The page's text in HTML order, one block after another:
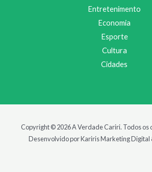
Entretenimento
Economia
Esporte
Cultura
Cidades
Copyright © 2026 A Verdade Cariri. Todos os
Desenvolvido por Kariris Marketing Digital